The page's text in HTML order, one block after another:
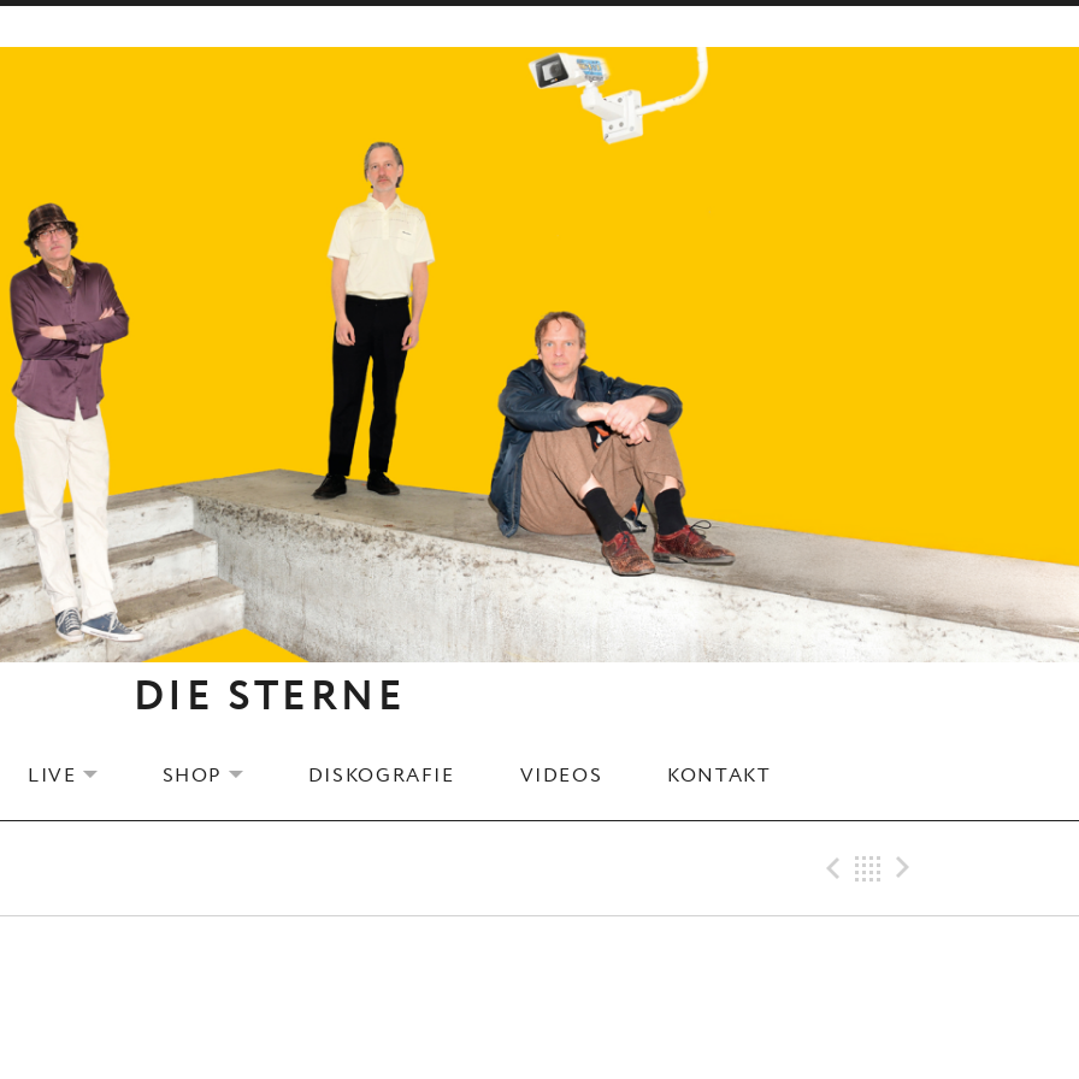
DIE STERNE
LIVE EXPAND SUBMENU
SHOP EXPAND SUBMENU
DISKOGRAFIE VIDEOS KONTAKT
Previous Gig
Back